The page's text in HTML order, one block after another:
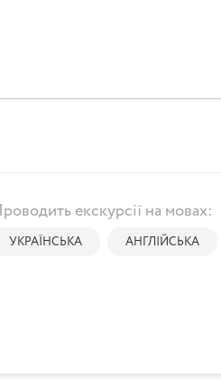
екскурсії на мовах:
УКРАЇНСЬКА АНГЛІЙСЬКА